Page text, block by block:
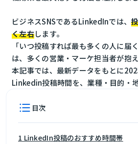
ビジネスSNSであるLinkedInでは、
く左右します。
「いつ投稿すれば最も多くの人に届
は、多くの営業・マーケ担当者が抱
本記事では、最新データをもとに
Linkedin投稿時間を、業種・目的・
目次
1 LinkedIn投稿のおすすめ時間帯